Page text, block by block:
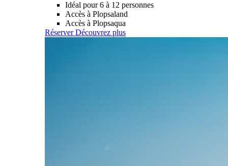
Idéal pour 6 à 12 personnes
Accès à Plopsaland
Accès à Plopsaqua
Réserver Découvrez plus